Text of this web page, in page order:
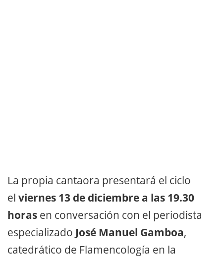
La propia cantaora presentará el ciclo
el viernes 13 de diciembre a las 19.30
horas en conversación con el periodista
especializado José Manuel Gamboa,
catedrático de Flamencología en la